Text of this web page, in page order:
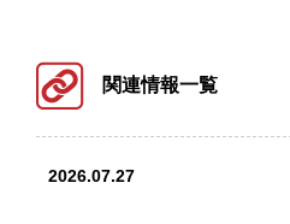
関連情報一覧
2026.07.27